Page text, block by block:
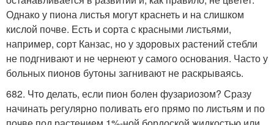
Однако у пиона листья могут краснеть и на слишком
кислой почве. Есть и сорта с красными листьями,
например, сорт Канзас, но у здоровых растений стебли
не подгнивают и не чернеют у самого основания. Часто у
больных пионов бутоны загнивают не раскрываясь.
682. Что делать, если пион болен фузариозом? Сразу
начинать регулярно поливать его прямо по листьям и по